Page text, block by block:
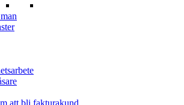
att bli fakturakund